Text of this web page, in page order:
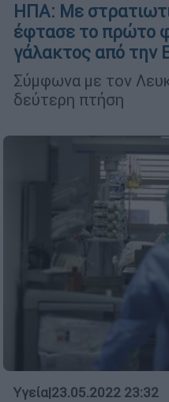
ΗΠΑ: Με
έφτασε το πρώτο
γάλακτος από την
Σύμφωνα με τον
δεύτερη πτήση
Υγεία|23.05.2022 23:32